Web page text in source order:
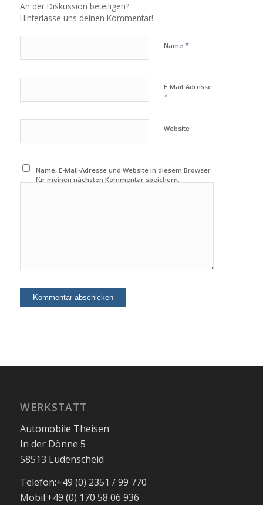
An der Diskussion beteiligen?
Hinterlasse uns deinen Kommentar!
Name *
E-Mail-Adresse
*
Website
Name, E-Mail-Adresse und Website in diesem Browser
für meinen nächsten Kommentar speichern.
WERKSTATT
Automobile Theisen
In der Dönne 5
58513 Lüdenscheid
Telefon:+49 (0) 2351 / 99 770
Mobil:+49 (0) 170 58 06 936